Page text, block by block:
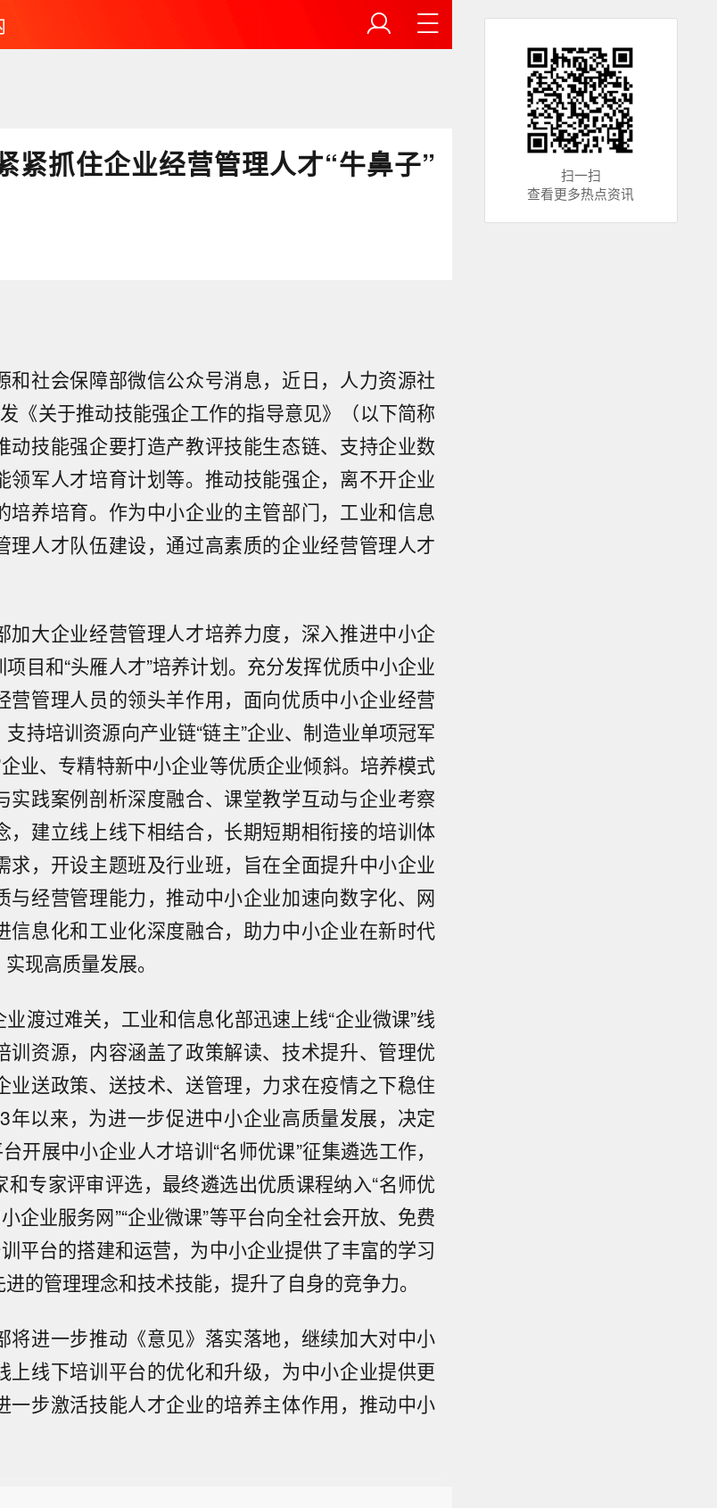
紧抓住企业经营管理人才“牛鼻子”
和社会保障部微信公众号消息，近日，人力资源社
《关于推动技能强企工作的指导意见》（以下简称
动技能强企要打造产教评技能生态链、支持企业数
领军人才培育计划等。推动技能强企，离不开企业
培养培育。作为中小企业的主管部门，工业和信息
理人才队伍建设，通过高素质的企业经营管理人才
加大企业经营管理人才培养力度，深入推进中小企
目和“头雁人才”培养计划。充分发挥优质中小企业
营管理人员的领头羊作用，面向优质中小企业经营
持培训资源向产业链“链主”企业、制造业单项冠军
业、专精特新中小企业等优质企业倾斜。培养模式
实践案例剖析深度融合、课堂教学互动与企业考察
，建立线上线下相结合，长期短期相衔接的培训体
求，开设主题班及行业班，旨在全面提升中小企业
与经营管理能力，推动中小企业加速向数字化、网
信息化和工业化深度融合，助力中小企业在新时代
现高质量发展。
渡过难关，工业和信息化部迅速上线“企业微课”线
训资源，内容涵盖了政策解读、技术提升、管理优
业送政策、送技术、送管理，力求在疫情之下稳住
年以来，为进一步促进中小企业高质量发展，决定
开展中小企业人才培训“名师优课”征集遴选工作，
专家评审评选，最终遴选出优质课程纳入“名师优
企业服务网”“企业微课”等平台向全社会开放、免费
平台的搭建和运营，为中小企业提供了丰富的学习
的管理理念和技术技能，提升了自身的竞争力。
将进一步推动《意见》落实落地，继续加大对中小
上线下培训平台的优化和升级，为中小企业提供更
一步激活技能人才企业的培养主体作用，推动中小
扫一扫
查看更多热点资讯